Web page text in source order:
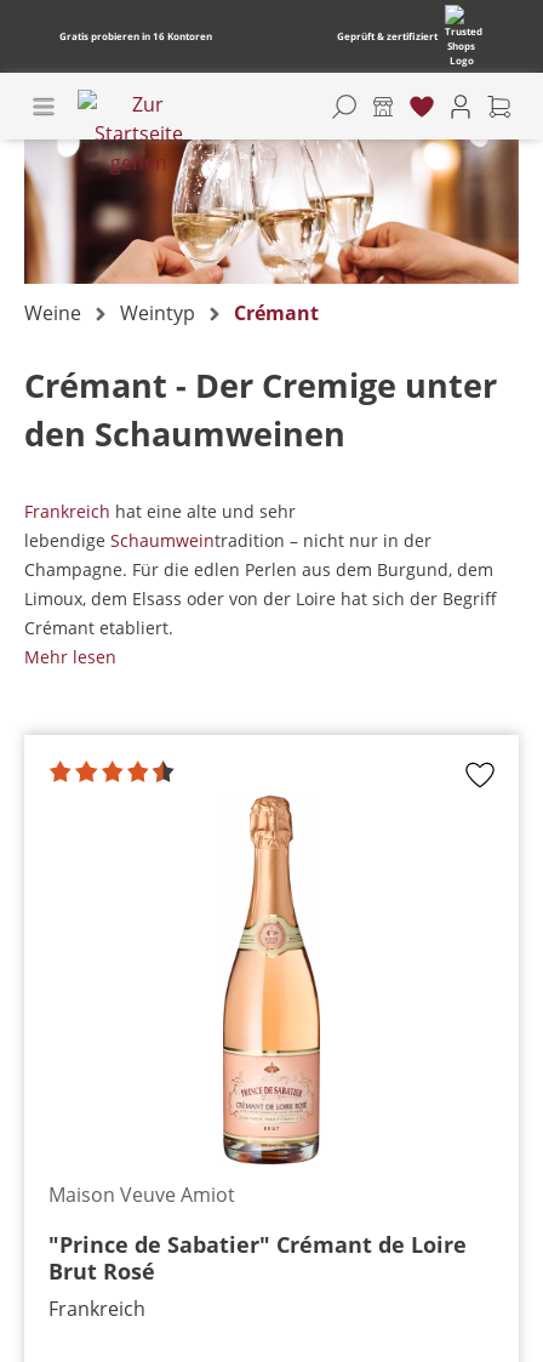
Gratis probieren in 16 Kontoren Geprüft & zertifiziert
Weine Weintyp Crémant
Crémant - Der Cremige unter
den Schaumweinen
Frankreich hat eine alte und sehr
lebendige Schaumweintradition – nicht nur in der
Champagne. Für die edlen Perlen aus dem Burgund, dem
Limoux, dem Elsass oder von der Loire hat sich der Begriff
Crémant etabliert.
Mehr lesen
Maison Veuve Amiot
"Prince de Sabatier" Crémant de Loire
Brut Rosé
Frankreich